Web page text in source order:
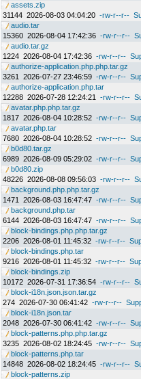
assets.zip
31144 2026-08-03 04:04:20 -rw-r--r--
audio.tar
15360 2026-08-04 17:42:36 -rw-r--r--
audio.tar.gz
1224 2026-08-04 17:42:36 -rw-r--r--
authorize-application.php.php.tar.gz
3261
2026-07-27 23:46:59 -rw-r--r--
authorize-application.php.tar
12288 2026-07-28 12:24:21 -rw-r--r--
avatar.php.php.tar.gz
1817 2026-08-04 10:28:52 -rw-r--r--
avatar.php.tar
7680 2026-08-04 10:28:52 -rw-r--r--
b0d80.tar.gz
6989 2026-08-09 05:29:02 -rw-r--r--
b0d80.zip
48226 2026-08-08 09:56:03 -rw-r--r--
background.php.php.tar.gz
1471
2026-08-03 16:47:47 -rw-r--r--
background.php.tar
6144 2026-08-03 16:47:47 -rw-r--r--
block-bindings.php.php.tar.gz
2206 2026-08-01 11:45:32 -rw-r--r--
block-bindings.php.tar
9216 2026-08-01 11:45:32 -rw-r--r--
block-bindings.zip
10172 2026-07-31 17:36:54 -rw-r--r--
block-i18n.json.json.tar.gz
274 2026-07-30 06:41:42 -rw-r--r--
block-i18n.json.tar
2048 2026-07-30 06:41:42 -rw-r--r--
block-patterns.php.php.tar.gz
3235 2026-08-02 18:24:45 -rw-r--r--
block-patterns.php.tar
14848 2026-08-02 18:24:45 -rw-r--r--
block-patterns.zip